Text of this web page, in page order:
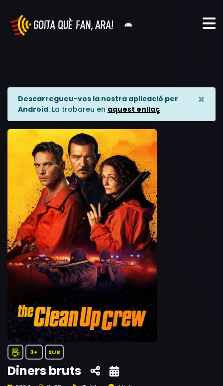
Descarregueu-vos la nostra aplicació per
Android. La trobareu en aquest enllaç
×
3+ SUB
Diners bruts